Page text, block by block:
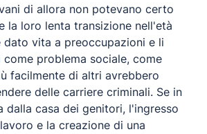
di allora non potevano certo
la loro lenta transizione nell'età
dato vita a preoccupazioni e li
problema sociale, come
facilmente di altri avrebbero
delle carriere criminali. Se in
dalla casa dei genitori, l'ingresso
e la creazione di una